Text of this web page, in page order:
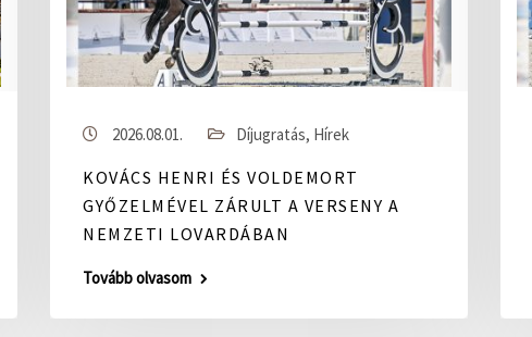
2026.08.01. Díjugratás, Hírek
KOVÁCS HENRI ÉS VOLDEMORT
GYŐZELMÉVEL ZÁRULT A VERSENY A
NEMZETI LOVARDÁBAN
Tovább olvasom